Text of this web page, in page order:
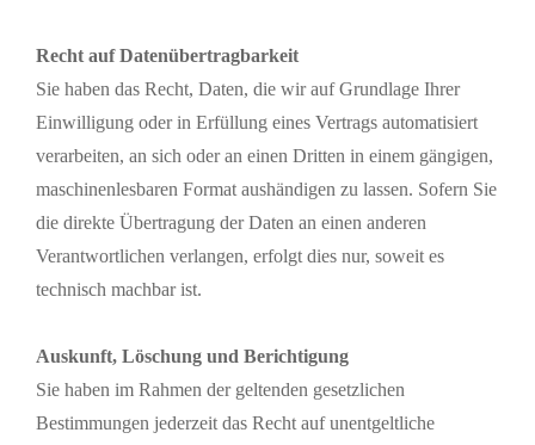
Recht auf Datenübertragbarkeit
Sie haben das Recht, Daten, die wir auf Grundlage Ihrer
Einwilligung oder in Erfüllung eines Vertrags automatisiert
verarbeiten, an sich oder an einen Dritten in einem gängigen,
maschinenlesbaren Format aushändigen zu lassen. Sofern Sie
die direkte Übertragung der Daten an einen anderen
Verantwortlichen verlangen, erfolgt dies nur, soweit es
technisch machbar ist.
Auskunft, Löschung und Berichtigung
Sie haben im Rahmen der geltenden gesetzlichen
Bestimmungen jederzeit das Recht auf unentgeltliche